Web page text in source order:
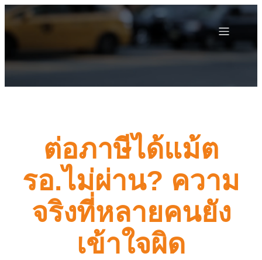
ต่อภาษีได้แม้ต
รอ.ไม่ผ่าน? ความ
จริงที่หลายคนยัง
เข้าใจผิด